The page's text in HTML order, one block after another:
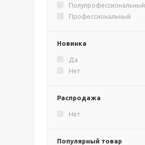
Полупрофессиональный
Профессиональный
Новинка
Да
Нет
Распродажа
Нет
Популярный товар